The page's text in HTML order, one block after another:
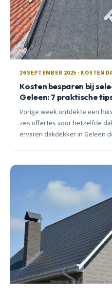
26 SEPTEMBER 2025 · KOSTEN
Kosten besparen bij
Geleen: 7 praktische
Vorige week ontdekte een
zes offertes voor hetzelfde
ervaren dakdekker in Geleen